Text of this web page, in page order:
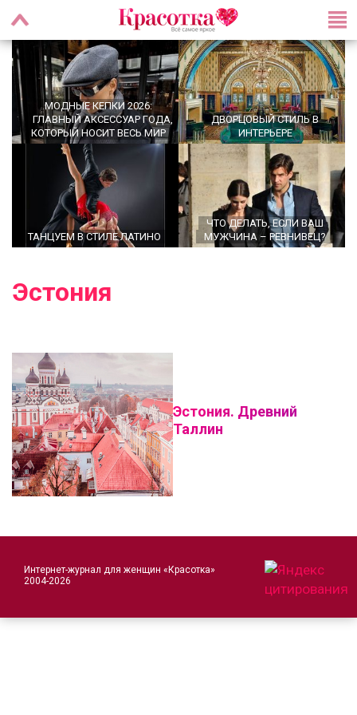
МОДНЫЕ КЕПКИ 2026:
ГЛАВНЫЙ АКСЕССУАР ГОДА,
КОТОРЫЙ НОСИТ ВЕСЬ МИР
ДВОРЦОВЫЙ СТИЛЬ В
ИНТЕРЬЕРЕ
ТАНЦУЕМ В СТИЛЕ ЛАТИНО
ЧТО ДЕЛАТЬ, ЕСЛИ ВАШ
МУЖЧИНА – РЕВНИВЕЦ?
Эстония
Эстония. Древний
Таллин
Интернет-журнал для женщин «Красотка»
2004-2026